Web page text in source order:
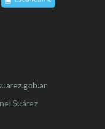
Suárez